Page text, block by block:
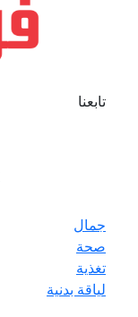
تابعنا
جمال
صحة
تغذية
لياقة بدنية